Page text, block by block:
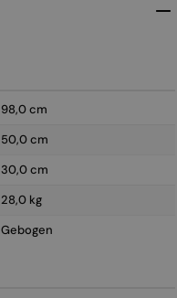
98,0 cm
50,0 cm
30,0 cm
28,0 kg
Gebogen